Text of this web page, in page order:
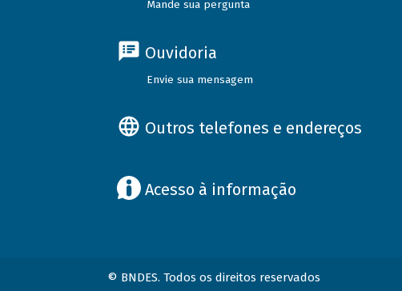
Mande sua pergunta
Ouvidoria
Envie sua mensagem
Outros telefones e endereços
Acesso à informação
© BNDES. Todos os direitos reservados